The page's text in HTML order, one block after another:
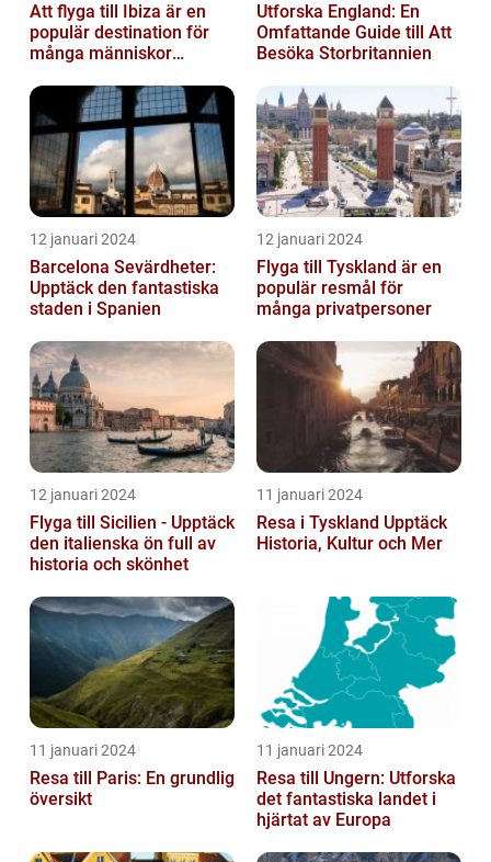
Att flyga till Ibiza är en
populär destination för
många människor
Utforska England: En
Omfattande Guide till Att
Besöka Storbritannien
12 januari 2024
Barcelona Sevärdheter:
Upptäck den fantastiska
staden i Spanien
12 januari 2024
Flyga till Tyskland är en
populär resmål för
många privatpersoner
12 januari 2024
Flyga till Sicilien - Upptäck
den italienska ön full av
historia och skönhet
11 januari 2024
Resa i Tyskland Upptäck
Historia, Kultur och Mer
11 januari 2024
Resa till Paris: En grundlig
översikt
11 januari 2024
Resa till Ungern: Utforska
det fantastiska landet i
hjärtat av Europa